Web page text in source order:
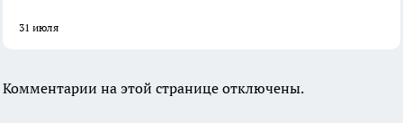
31 июля
Комментарии на этой странице отключены.